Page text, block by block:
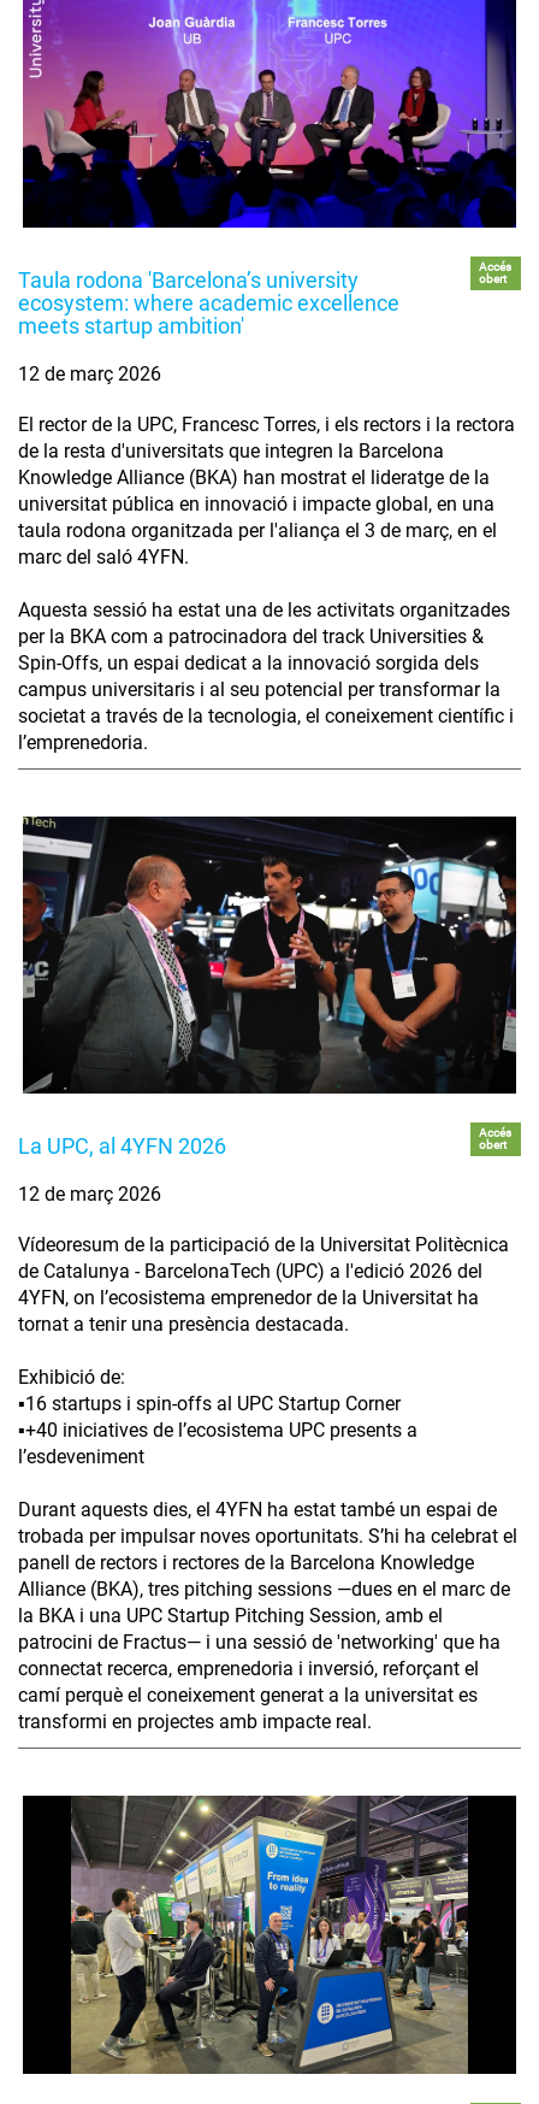
Taula rodona 'Barcelona’s university
ecosystem: where academic excellence
meets startup ambition'
Accés
obert
12 de març 2026
El rector de la UPC, Francesc Torres, i els rectors i la rectora
de la resta d'universitats que integren la Barcelona
Knowledge Alliance (BKA) han mostrat el lideratge de la
universitat pública en innovació i impacte global, en una
taula rodona organitzada per l'aliança el 3 de març, en el
marc del saló 4YFN.
Aquesta sessió ha estat una de les activitats organitzades
per la BKA com a patrocinadora del track Universities &
Spin-Offs, un espai dedicat a la innovació sorgida dels
campus universitaris i al seu potencial per transformar la
societat a través de la tecnologia, el coneixement científic i
l’emprenedoria.
La UPC, al 4YFN 2026
Accés
obert
12 de març 2026
Vídeoresum de la participació de la Universitat Politècnica
de Catalunya - BarcelonaTech (UPC) a l'edició 2026 del
4YFN, on l’ecosistema emprenedor de la Universitat ha
tornat a tenir una presència destacada.
Exhibició de:
▪️16 startups i spin-offs al UPC Startup Corner
▪️+40 iniciatives de l’ecosistema UPC presents a
l’esdeveniment
Durant aquests dies, el 4YFN ha estat també un espai de
trobada per impulsar noves oportunitats. S’hi ha celebrat el
panell de rectors i rectores de la Barcelona Knowledge
Alliance (BKA), tres pitching sessions —dues en el marc de
la BKA i una UPC Startup Pitching Session, amb el
patrocini de Fractus— i una sessió de 'networking' que ha
connectat recerca, emprenedoria i inversió, reforçant el
camí perquè el coneixement generat a la universitat es
transformi en projectes amb impacte real.